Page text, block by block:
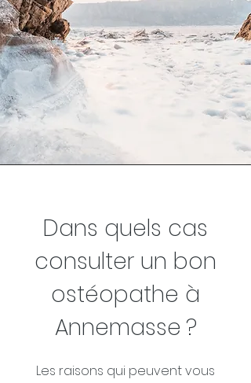
Dans quels cas
consulter un bon
ostéopathe à
Annemasse ?
Les raisons qui peuvent vous